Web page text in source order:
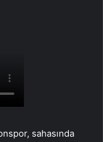
sahasında